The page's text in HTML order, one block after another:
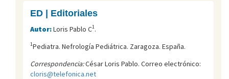
ED | Editoriales
Autor:Loris Pablo C1.
1Pediatra. Nefrología Pediátrica. Zaragoza. España.
Correspondencia:César Loris Pablo. Correo electrónico:
cloris@telefonica.net